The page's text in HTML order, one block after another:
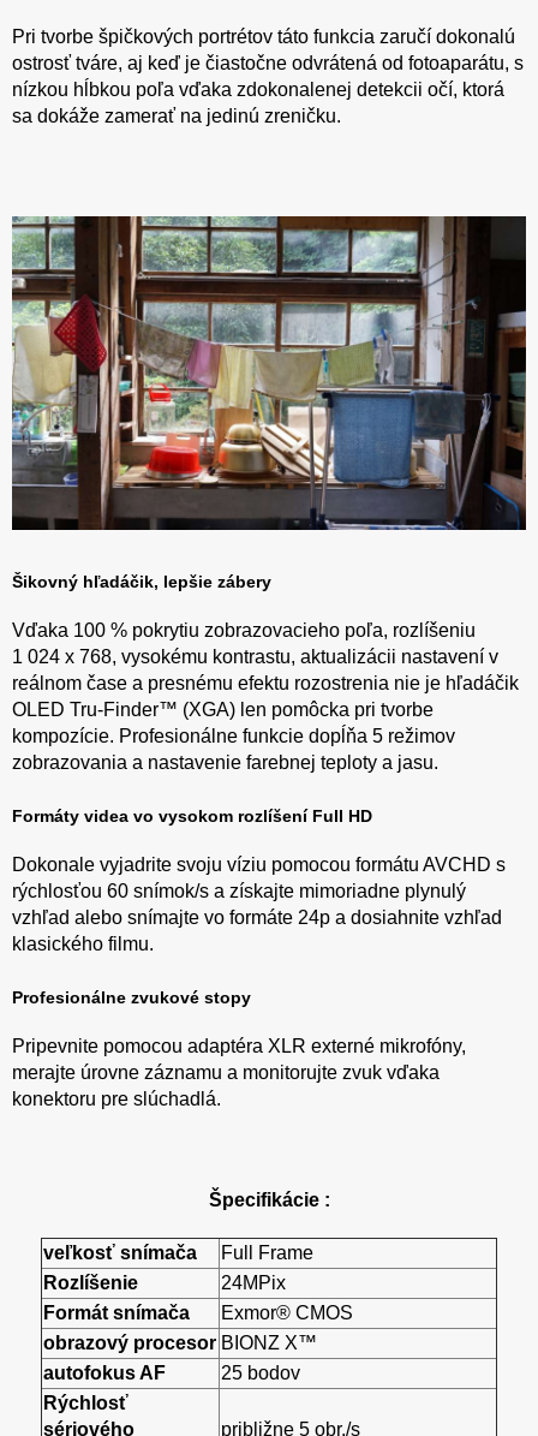
Pri tvorbe špičkových portrétov táto funkcia zaručí dokonalú
ostrosť tváre, aj keď je čiastočne odvrátená od fotoaparátu, s
nízkou hĺbkou poľa vďaka zdokonalenej detekcii očí, ktorá
sa dokáže zamerať na jedinú zreničku.
Šikovný hľadáčik, lepšie zábery
Vďaka 100 % pokrytiu zobrazovacieho poľa, rozlíšeniu
1 024 x 768, vysokému kontrastu, aktualizácii nastavení v
reálnom čase a presnému efektu rozostrenia nie je hľadáčik
OLED Tru-Finder™ (XGA) len pomôcka pri tvorbe
kompozície. Profesionálne funkcie dopĺňa 5 režimov
zobrazovania a nastavenie farebnej teploty a jasu.
Formáty videa vo vysokom rozlíšení Full HD
Dokonale vyjadrite svoju víziu pomocou formátu AVCHD s
rýchlosťou 60 snímok/s a získajte mimoriadne plynulý
vzhľad alebo snímajte vo formáte 24p a dosiahnite vzhľad
klasického filmu.
Profesionálne zvukové stopy
Pripevnite pomocou adaptéra XLR externé mikrofóny,
merajte úrovne záznamu a monitorujte zvuk vďaka
konektoru pre slúchadlá.
Špecifikácie :
veľkosť snímača
Full Frame
Rozlíšenie
24MPix
Formát snímača
Exmor® CMOS
obrazový procesor BIONZ X™
autofokus AF
25 bodov
Rýchlosť
sériového
približne 5 obr./s